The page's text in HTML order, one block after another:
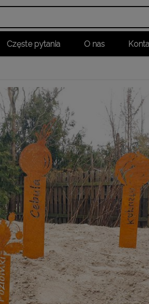
Częste pytania O nas